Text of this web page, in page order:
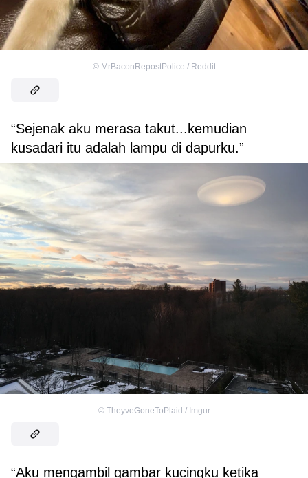
© MrBaconRepostPolice / Reddit
“Sejenak aku merasa takut...kemudian
kusadari itu adalah lampu di dapurku.”
© TheyveGoneToPlaid / Imgur
“Aku mengambil gambar kucingku ketika